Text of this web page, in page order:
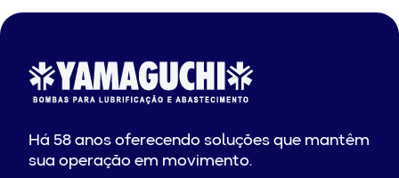
Há 58 anos oferecendo soluções que mantêm
sua operação em movimento.